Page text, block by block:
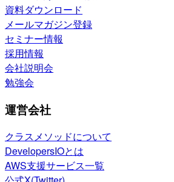
資料ダウンロード
メールマガジン登録
セミナー情報
採用情報
会社説明会
勉強会
運営会社
クラスメソッドについて
DevelopersIOとは
AWS支援サービス一覧